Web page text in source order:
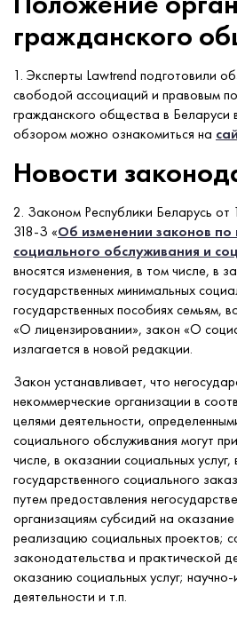
гражданского
1. Эксперты Lawtrend подготовили
свободой ассоциаций и правовым
гражданского общества в Беларуси
обзором можно ознакомиться на
Новости
2. Законом Республики Беларусь
318-З «Об изменении законов по
социального обслуживания и
вносятся изменения, в том числе, в
государственных минимальных
государственных пособиях семьям,
«О лицензировании», закон «О
излагается в новой редакции.
Закон устанавливает, что
некоммерческие организации в
целями деятельности,
социального обслуживания могут
числе, в оказании социальных
государственного социального
путем предоставления
организациям субсидий на оказание
реализацию социальных проектов;
законодательства и практической
оказанию социальных услуг;
деятельности и т.п.